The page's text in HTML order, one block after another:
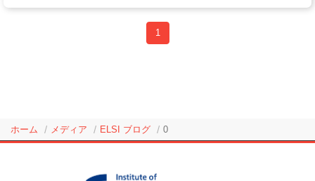
1
ホーム メディア ELSI ブログ 0